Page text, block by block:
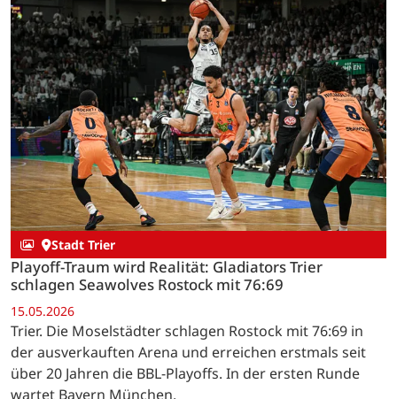
Stadt Trier
Playoff-Traum wird Realität: Gladiators Trier
schlagen Seawolves Rostock mit 76:69
15.05.2026
Trier. Die Moselstädter schlagen Rostock mit 76:69 in
der ausverkauften Arena und erreichen erstmals seit
über 20 Jahren die BBL-Playoffs. In der ersten Runde
wartet Bayern München.